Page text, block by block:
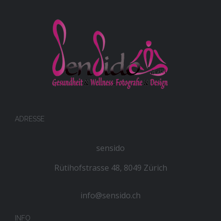
ADRESSE
sensido
Rütihofstrasse 48, 8049 Zürich
info@sensido.ch
INFO